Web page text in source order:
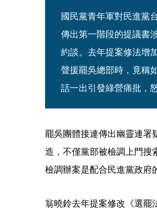
國民黨青年軍對民進黨
傳出第一階段的提議書
約談。去年提案修法增
聲援罷吳總部時，竟稱
話一出引發綠營痛批，
罷吳團體接連傳出幽靈連署
造，不僅黨部被檢調上門搜
檢調辦案是配合民進黨政府
翁曉鈴去年提案修改《選罷